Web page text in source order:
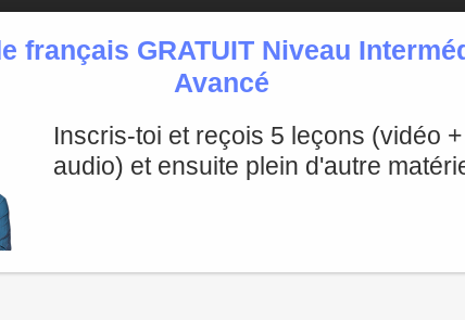
travail en français normalement réservée aux
français GRATUIT Niveau
Avancé
Inscris-toi et reçois 5 leçons (vidéo
audio) et ensuite plein d'autre